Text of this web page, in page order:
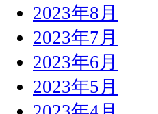
2023年8月
2023年7月
2023年6月
2023年5月